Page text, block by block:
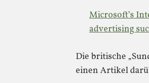
Microsoft’s
advertising
Die britische
einen Artikel